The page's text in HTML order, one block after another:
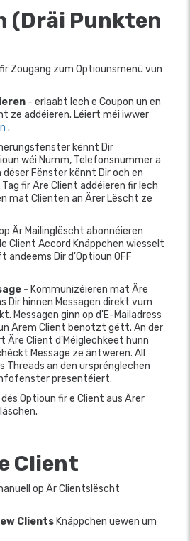
(Dräi Punkten
Zougang zum Optiounsmenü vun
- erlaabt Iech e Coupon un en
ze addéieren. Léiert méi iwwer
.
kënnt Dir
wéi Numm, Telefonsnummer a
dëser Fënster kënnt Dir och en
fir Äre Client addéieren fir Iech
mat Clienten an Ärer Lëscht ze
Är Mailinglëscht abonnéieren
Client Accord Knäppchen wiesselt
andeems Dir d'Optioun OFF
- Kommunizéieren mat Äre
Dir hinnen Messagen direkt vum
Messagen ginn op d'E-Mailadress
Ärem Client benotzt gëtt. An der
Äre Client d'Méiglechkeet hunn
Message ze äntweren. All
Threads an den ursprénglechen
presentéiert.
Optioun fir e Client aus Ärer
Client
op Är Clientslëscht
Clients Knäppchen uewen um